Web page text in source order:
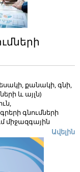
քանակի, գնի,
և այլն)
գնումների
միջազգային
հրավեր,
և
Ավելին